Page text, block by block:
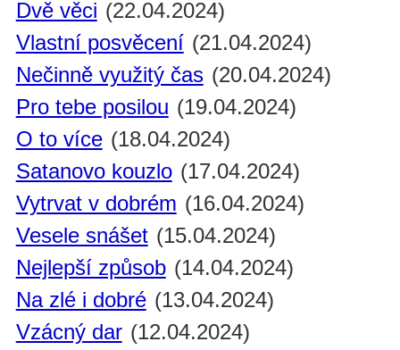
Dvě věci (22.04.2024)
Vlastní posvěcení (21.04.2024)
Nečinně využitý čas (20.04.2024)
Pro tebe posilou (19.04.2024)
O to více (18.04.2024)
Satanovo kouzlo (17.04.2024)
Vytrvat v dobrém (16.04.2024)
Vesele snášet (15.04.2024)
Nejlepší způsob (14.04.2024)
Na zlé i dobré (13.04.2024)
Vzácný dar (12.04.2024)